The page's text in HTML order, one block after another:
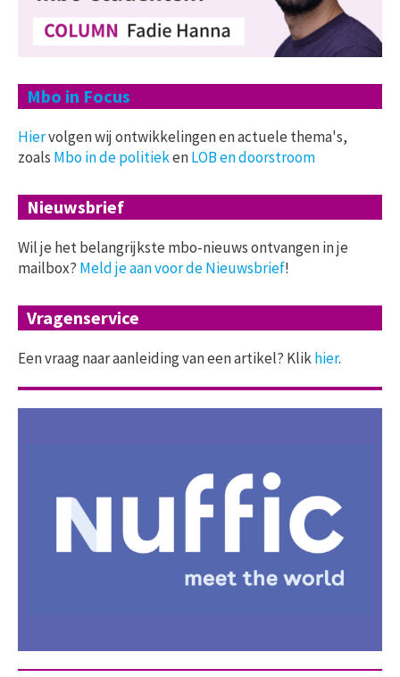
Mbo in Focus
Hiervolgen wij ontwikkelingen en actuele thema's,
zoals Mbo in de politiekenLOB en doorstroom
Nieuwsbrief
Wil je het belangrijkste mbo-nieuws ontvangen in je
mailbox? Meld je aan voor de Nieuwsbrief!
Vragenservice
Een vraag naar aanleiding van een artikel? Klikhier.